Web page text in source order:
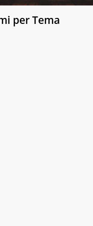
per Tema